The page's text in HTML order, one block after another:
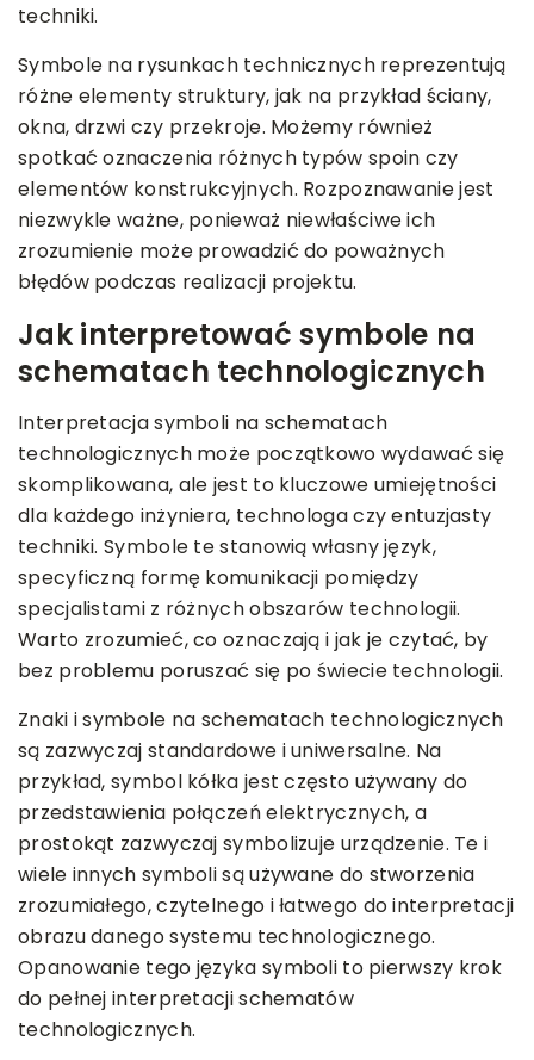
techniki.
Symbole na rysunkach technicznych reprezentują
różne elementy struktury, jak na przykład ściany,
okna, drzwi czy przekroje. Możemy również
spotkać oznaczenia różnych typów spoin czy
elementów konstrukcyjnych. Rozpoznawanie jest
niezwykle ważne, ponieważ niewłaściwe ich
zrozumienie może prowadzić do poważnych
błędów podczas realizacji projektu.
Jak interpretować symbole na
schematach technologicznych
Interpretacja symboli na schematach
technologicznych może początkowo wydawać się
skomplikowana, ale jest to kluczowe umiejętności
dla każdego inżyniera, technologa czy entuzjasty
techniki. Symbole te stanowią własny język,
specyficzną formę komunikacji pomiędzy
specjalistami z różnych obszarów technologii.
Warto zrozumieć, co oznaczają i jak je czytać, by
bez problemu poruszać się po świecie technologii.
Znaki i symbole na schematach technologicznych
są zazwyczaj standardowe i uniwersalne. Na
przykład, symbol kółka jest często używany do
przedstawienia połączeń elektrycznych, a
prostokąt zazwyczaj symbolizuje urządzenie. Te i
wiele innych symboli są używane do stworzenia
zrozumiałego, czytelnego i łatwego do interpretacji
obrazu danego systemu technologicznego.
Opanowanie tego języka symboli to pierwszy krok
do pełnej interpretacji schematów
technologicznych.